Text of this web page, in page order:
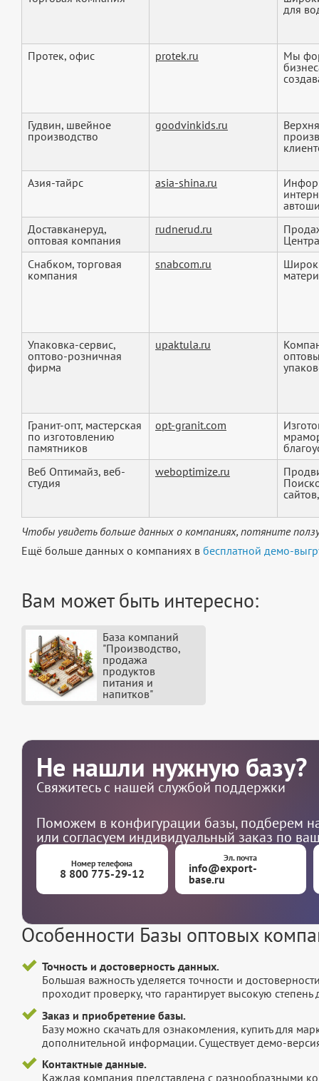
для
Протек, офис protek.ru
Мы
Гудвин, швейное
производство
goodvinkids.ru
Азия-тайрс asia-shina.ru
Доставканеруд,
оптовая компания
rudnerud.ru
Снабком, торговая
компания
snabcom.ru
Упаковка-сервис,
оптово-розничная
фирма
upaktula.ru
Гранит-опт, мастерская
по изготовлению
памятников
opt-granit.com
Веб Оптимайз, веб-
студия
weboptimize.ru
Чтобы увидеть больше данных о компаниях, потяните
Ещё больше данных о компаниях в бесплатной демо-
Вам может быть интересно:
База компаний
"Производство,
продажа
продуктов
питания и
напитков"
Не нашли нужную базу?
Свяжитесь с нашей службой поддержки
Поможем в конфигурации базы, подберем
или согласуем индивидуальный заказ по
Номер телефона
8 800 775-29-12
Эл. почта
info@export-
base.ru
Особенности Базы оптовых
Точность и достоверность данных.
Большая важность уделяется точности и
проходит проверку, что гарантирует высокую
Заказ и приобретение базы.
Базу можно скачать для ознакомления, купить для
дополнительной информации. Существует демо-
Контактные данные.
Каждая компания представлена с разнообразными